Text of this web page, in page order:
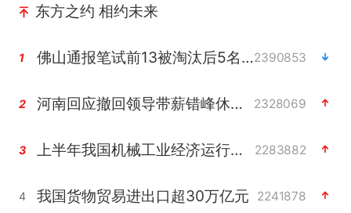
东方之约 相约未来
1 佛山通报笔试前13被淘汰后5名进体检2390853
2 河南回应撤回领导带薪错峰休假通知 2328069
3 上半年我国机械工业经济运行稳中有进 2283882
4 我国货物贸易进出口超30万亿元 2241878